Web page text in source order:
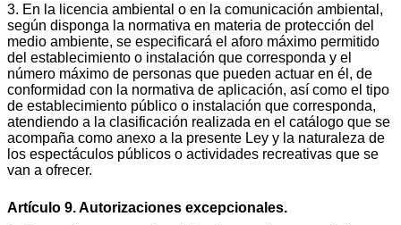
3. En la licencia ambiental o en la comunicación ambiental,
según disponga la normativa en materia de protección del
medio ambiente, se especificará el aforo máximo permitido
del establecimiento o instalación que corresponda y el
número máximo de personas que pueden actuar en él, de
conformidad con la normativa de aplicación, así como el tipo
de establecimiento público o instalación que corresponda,
atendiendo a la clasificación realizada en el catálogo que se
acompaña como anexo a la presente Ley y la naturaleza de
los espectáculos públicos o actividades recreativas que se
van a ofrecer.
Artículo 9. Autorizaciones excepcionales.